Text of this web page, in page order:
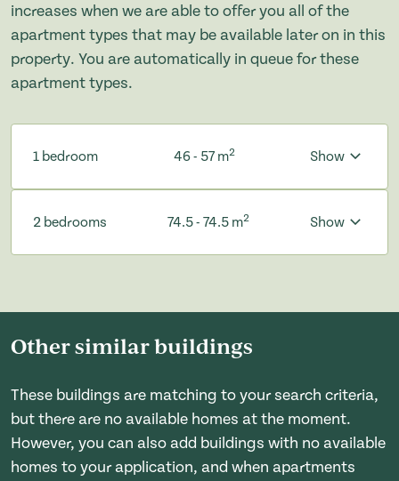
increases when we are able to offer you all of the
apartment types that may be available later on in this
property. You are automatically in queue for these
apartment types.
1 bedroom 46 - 57 m2 Show
2 bedrooms 74.5 - 74.5 m2 Show
Other similar buildings
These buildings are matching to your search criteria,
but there are no available homes at the moment.
However, you can also add buildings with no available
homes to your application, and when apartments